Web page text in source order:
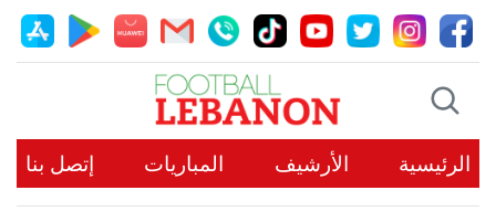
الرئيسية الأرشيف المباريات إتصل بنا